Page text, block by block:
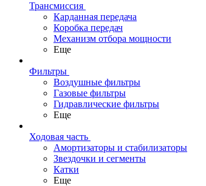
Трансмиссия
Карданная передача
Коробка передач
Механизм отбора мощности
Еще
Фильтры
Воздушные фильтры
Газовые фильтры
Гидравлические фильтры
Еще
Ходовая часть
Амортизаторы и стабилизаторы
Звездочки и сегменты
Катки
Еще